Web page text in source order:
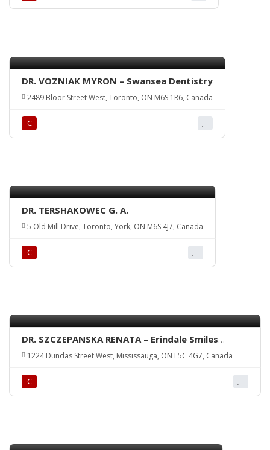
DR. VOZNIAK MYRON – Swansea Dentistry
2489 Bloor Street West, Toronto, ON M6S 1R6, Canada
С
DR. TERSHAKOWEC G. A.
5 Old Mill Drive, Toronto, York, ON M6S 4J7, Canada
С
DR. SZCZEPANSKA RENATA – Erindale Smiles
Dental Clinic
1224 Dundas Street West, Mississauga, ON L5C 4G7, Canada
С